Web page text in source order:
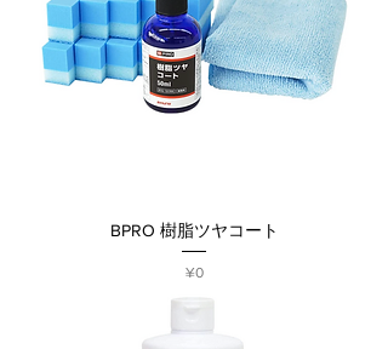
BPRO 樹脂ツヤコート
Price
¥0